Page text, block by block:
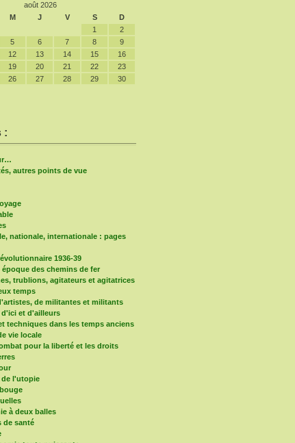
août 2026
M J V S D
1
2
5 6 7 8
9
12 13 14 15
16
19 20 21 22
23
26 27 28 29
30
:
autres points de vue
nationale, internationale : pages
1936-39
époque des chemins de fer
trublions, agitateurs et agitatrices
temps
de militantes et militants
d'ici et d'ailleurs
techniques dans les temps anciens
vie locale
pour la liberté et les droits
de l'utopie
à deux balles
de santé